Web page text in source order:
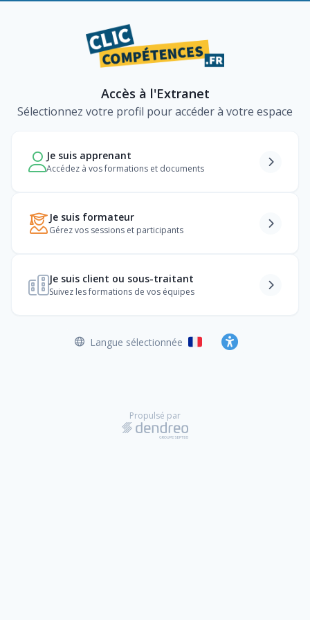
Accès à l'Extranet
Sélectionnez votre profil pour accéder à votre espace
Je suis apprenant
Accédez à vos formations et documents
Je suis formateur
Gérez vos sessions et participants
Je suis client ou sous-traitant
Suivez les formations de vos équipes
Langue sélectionnée Français Accessibilité
Propulsé par